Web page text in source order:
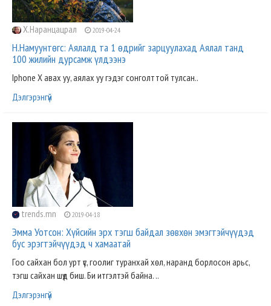
Х.Наранцацрал 2019-04-24
Н.Намуунтөгс: Аялалд та 1 өдрийг зарцуулахад Аялал танд
100 жилийн дурсамж үлдээнэ
Iphone X авах уу, аялах уу гэдэг сонголттой тулсан..
Дэлгэрэнгүй
trends.mn 2019-04-18
Эмма Уотсон: Хүйсийн эрх тэгш байдал зөвхөн эмэгтэйчүүдэд
бус эрэгтэйчүүдэд ч хамаатай
Гоо сайхан бол урт үс, гоолиг туранхай хөл, наранд борлосон арьс,
тэгш сайхан шүд биш. Би итгэлтэй байна. ..
Дэлгэрэнгүй